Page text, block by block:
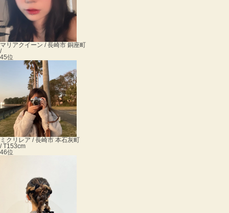
マリアクイーン / 長崎市 銅座町
/
45位
ミク リレア / 長崎市 本石灰町
/ T153cm
46位